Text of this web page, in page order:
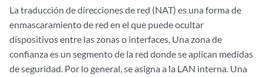
La traducción de direcciones de red (NAT) es una forma de
enmascaramiento de red en el que puede ocultar
dispositivos entre las zonas o interfaces. Una zona de
confianza es un segmento de la red donde se aplican medidas
de seguridad. Por lo general, se asigna a la LAN interna. Una